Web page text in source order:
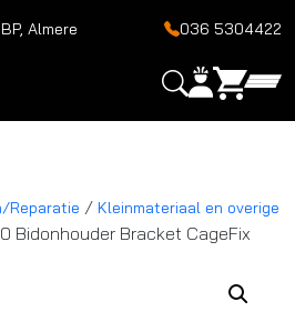
Almere 036 5304422
Reparatie / Kleinmateriaal en overige
Bidonhouder Bracket CageFix